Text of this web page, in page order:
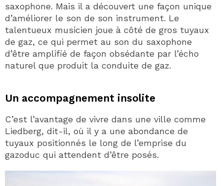
saxophone. Mais il a découvert une façon unique
d’améliorer le son de son instrument. Le
talentueux musicien joue à côté de gros tuyaux
de gaz, ce qui permet au son du saxophone
d’être amplifié de façon obsédante par l’écho
naturel que produit la conduite de gaz.
Un accompagnement insolite
C’est l’avantage de vivre dans une ville comme
Liedberg, dit-il, où il y a une abondance de
tuyaux positionnés le long de l’emprise du
gazoduc qui attendent d’être posés.